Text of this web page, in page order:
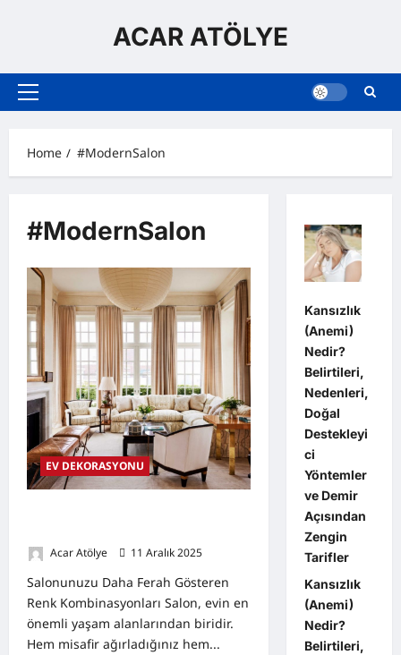
ACAR ATÖLYE
Primary
Home
#ModernSalon
#ModernSalon
EV DEKORASYONU
Acar Atölye
11 Aralık 2025
Salonunuzu Daha Ferah Gösteren
Renk Kombinasyonları Salon, evin en
önemli yaşam alanlarından biridir.
Hem misafir ağırladığınız hem...
Kansızlık
(Anemi)
Nedir?
Belirtileri,
Nedenleri,
Doğal
Destekleyi
ci
Yöntemler
ve Demir
Açısından
Zengin
Tarifler
Kansızlık
(Anemi)
Nedir?
Belirtileri,